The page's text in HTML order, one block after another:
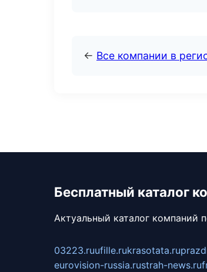
← Все компании в
Бесплатный каталог
Актуальный каталог компаний
03223.ruufille.rukrasotata.ru
eurovision-russia.rustrah-news.ru